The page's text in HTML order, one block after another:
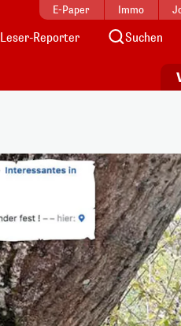
E-Paper Immo
Leser-Reporter Suchen